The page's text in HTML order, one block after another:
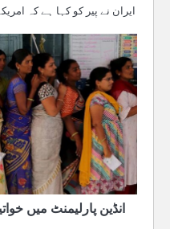
ایران نے پیر کو کہا ہے کہ